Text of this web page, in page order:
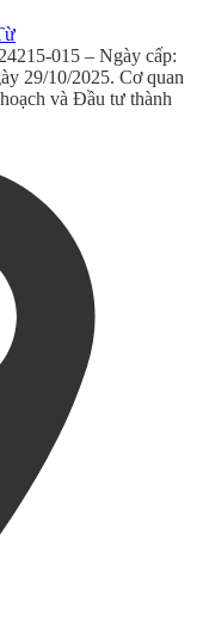
015 – Ngày cấp:
29/10/2025. Cơ quan
và Đầu tư thành